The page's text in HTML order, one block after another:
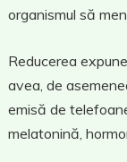
organismul să
Reducerea
avea, de
emisă de
melatonină,